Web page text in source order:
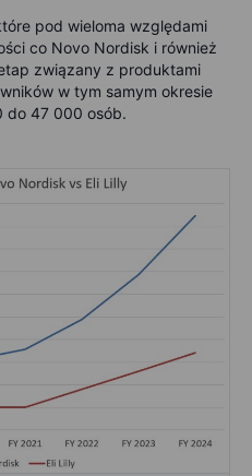
pod wieloma względami
co Novo Nordisk i również
związany z produktami
w tym samym okresie
do 47 000 osób.